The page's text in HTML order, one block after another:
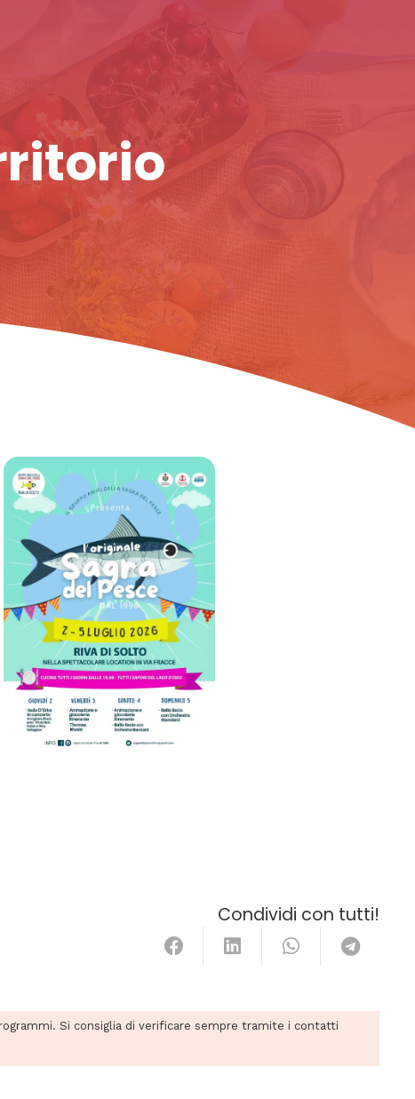
Condividi con tutti!
Si consiglia di verificare sempre tramite i contatti